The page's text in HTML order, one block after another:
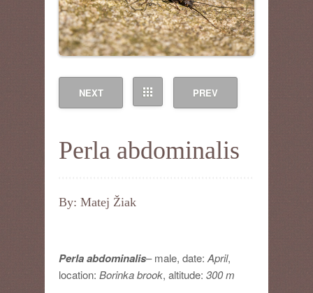
NEXT PREV
Perla abdominalis
By: Matej Žiak
Perla abdominalis– male, date: April,
location: Borinka brook, altitude: 300 m